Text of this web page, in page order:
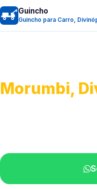
Guincho
Guincho para Carro,
Morumbi,